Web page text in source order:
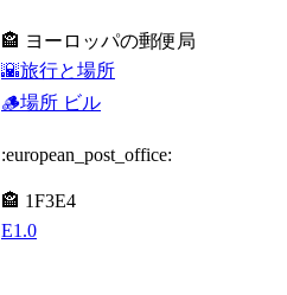
🏤 ヨーロッパの郵便局
🌇旅行と場所
🪵場所 ビル
:european_post_office:
🏤 1F3E4
E1.0